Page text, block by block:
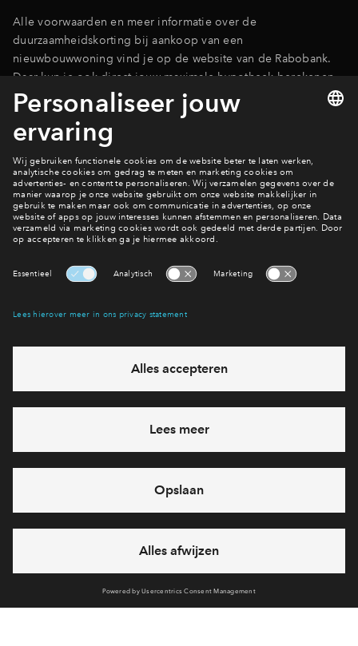
Alle voorwaarden en meer informatie over de
duurzaamheidskorting bij aankoop van een
nieuwbouwwoning vind je op de website van de Rabobank.
Daar kun je ook direct jouw maximale hypotheek berekenen.
Meer info
Meer over duurzaam wonen
Interesse? Meld je dan snel aan
Hiermee blijf je op de hoogte van het belangrijkste nieuws en
Ja, ik wil mij aanmelden
Heb je een vraag en wil je direct antwoord? Bel ons op
712 26 49
feestdagen)
vandaag gesloten, maandag zijn we vanaf
09:00 uur weer
bereikbaar